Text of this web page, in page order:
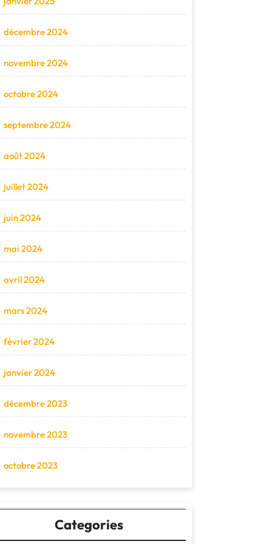
décembre 2024
novembre 2024
octobre 2024
septembre 2024
août 2024
juillet 2024
juin 2024
mai 2024
avril 2024
mars 2024
février 2024
janvier 2024
décembre 2023
novembre 2023
octobre 2023
Categories